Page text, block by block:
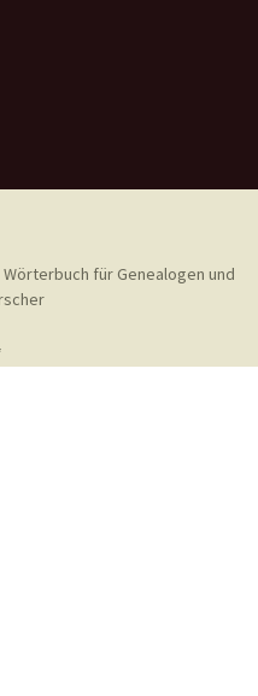
Wörterbuch für Genealogen und